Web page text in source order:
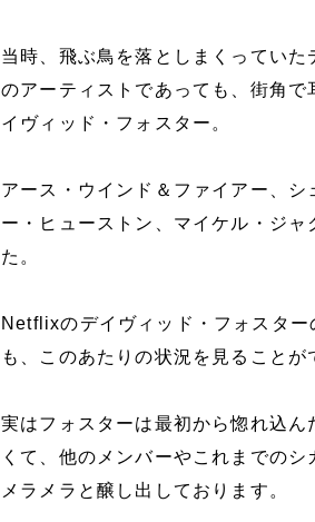
当時、飛ぶ鳥を落としまくってい
のアーティストであっても、街角
イヴィッド・フォスター。
アース・ウインド＆ファイアー、
ー・ヒューストン、マイケル・ジ
た。
Netflixのデイヴィッド・フォスタ
も、このあたりの状況を見ることが
実はフォスターは最初から惚れ込
くて、他のメンバーやこれまでの
メラメラと醸し出しております。